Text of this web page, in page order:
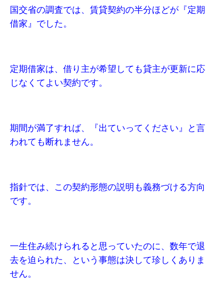
国交省の調査では、賃貸契約の半分ほどが『定期
借家』でした。
定期借家は、借り主が希望しても貸主が更新に応
じなくてよい契約です。
期間が満了すれば、『出ていってください』と言
われても断れません。
指針では、この契約形態の説明も義務づける方向
です。
一生住み続けられると思っていたのに、数年で退
去を迫られた、という事態は決して珍しくありま
せん。